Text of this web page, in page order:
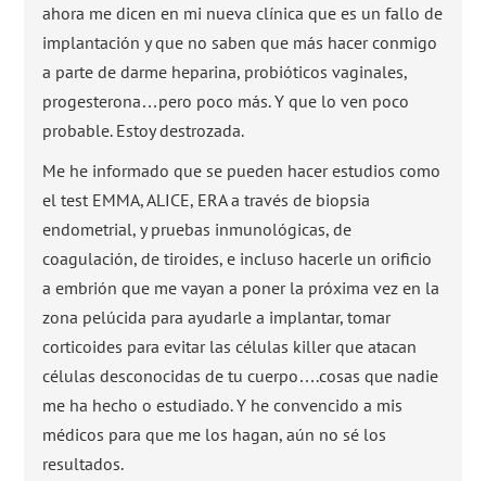
ahora me dicen en mi nueva clínica que es un fallo de
implantación y que no saben que más hacer conmigo
a parte de darme heparina, probióticos vaginales,
progesterona…pero poco más. Y que lo ven poco
probable. Estoy destrozada.
Me he informado que se pueden hacer estudios como
el test EMMA, ALICE, ERA a través de biopsia
endometrial, y pruebas inmunológicas, de
coagulación, de tiroides, e incluso hacerle un orificio
a embrión que me vayan a poner la próxima vez en la
zona pelúcida para ayudarle a implantar, tomar
corticoides para evitar las células killer que atacan
células desconocidas de tu cuerpo….cosas que nadie
me ha hecho o estudiado. Y he convencido a mis
médicos para que me los hagan, aún no sé los
resultados.